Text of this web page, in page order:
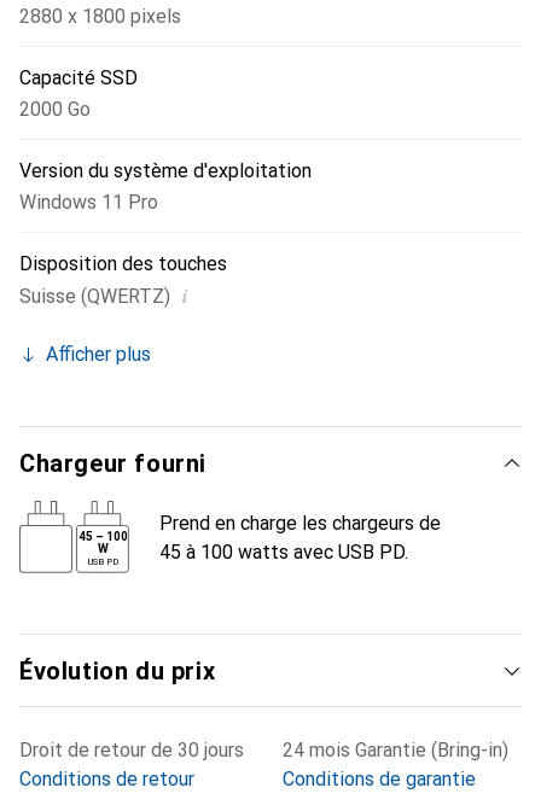
2880 x 1800 pixels
Capacité SSD
2000 Go
Version du système d'exploitation
Windows 11 Pro
Disposition des touches
Suisse (QWERTZ) i
Afficher plus
Chargeur fourni
45 – 100
W
USB PD
Prend en charge les chargeurs de
45 à 100 watts avec USB PD.
Évolution du prix
Droit de retour de 30 jours
Conditions de retour
24 mois Garantie (Bring-in)
Conditions de garantie